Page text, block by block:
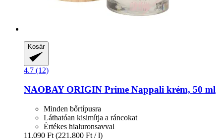
Kosár
4.7 (12)
NAOBAYORIGIN Prime Nappali krém, 50 ml
Minden bőrtípusra
Láthatóan kisimítja a ráncokat
Értékes hialuronsavval
11.090 Ft (221.800 Ft / l)